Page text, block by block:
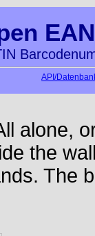
API/
alone,
the
The